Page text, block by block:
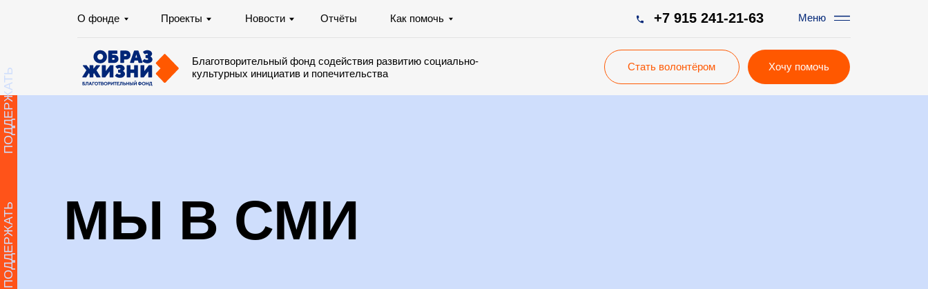
Меню
Отчёты Как помочь
Новости
Проекты +7 915 241-21-63
культурных инициатив и попечительства
О фонде
Стать волонтёром Хочу помочь
ПОДДЕРЖАТЬ
ПОДДЕРЖАТЬ
МЫ В СМИ